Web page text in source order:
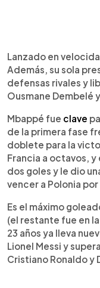
Lanzado en
Además, su sola
defensas rivales y
Ousmane Dembelé
Mbappé fue clave
de la primera fase
doblete para la
Francia a octavos,
dos goles y le dio
vencer a Polonia por
Es el máximo
(el restante fue en
23 años ya lleva
Lionel Messi y
Cristiano Ronaldo y